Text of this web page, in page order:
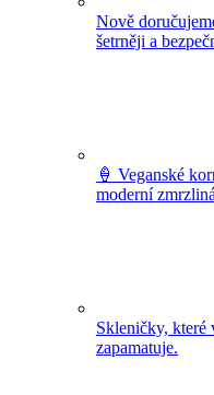
Nově
šetrněji a
🍦 Veganské
moderní
Skleničky, které
zapamatuje.